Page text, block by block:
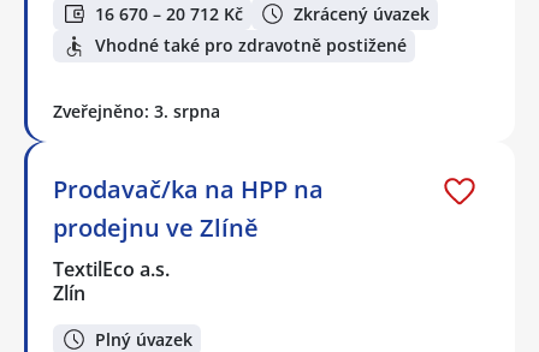
16 670 – 20 712 Kč
Zkrácený úvazek
Vhodné také pro zdravotně postižené
Zveřejněno: 3. srpna
Prodavač/ka na HPP na
prodejnu ve Zlíně
TextilEco a.s.
Zlín
Plný úvazek